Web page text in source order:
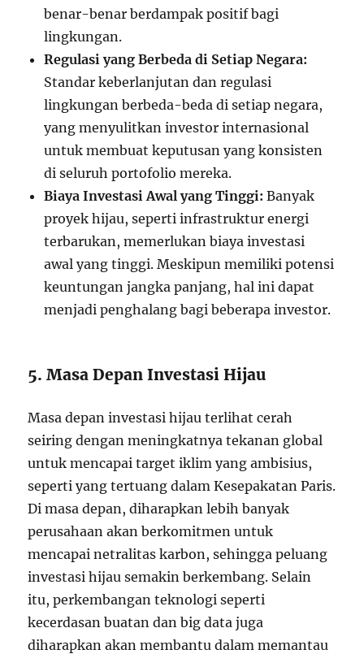
benar-benar berdampak positif bagi
lingkungan.
Regulasi yang Berbeda di Setiap Negara:
Standar keberlanjutan dan regulasi
lingkungan berbeda-beda di setiap negara,
yang menyulitkan investor internasional
untuk membuat keputusan yang konsisten
di seluruh portofolio mereka.
Biaya Investasi Awal yang Tinggi: Banyak
proyek hijau, seperti infrastruktur energi
terbarukan, memerlukan biaya investasi
awal yang tinggi. Meskipun memiliki potensi
keuntungan jangka panjang, hal ini dapat
menjadi penghalang bagi beberapa investor.
5. Masa Depan Investasi Hijau
Masa depan investasi hijau terlihat cerah
seiring dengan meningkatnya tekanan global
untuk mencapai target iklim yang ambisius,
seperti yang tertuang dalam Kesepakatan Paris.
Di masa depan, diharapkan lebih banyak
perusahaan akan berkomitmen untuk
mencapai netralitas karbon, sehingga peluang
investasi hijau semakin berkembang. Selain
itu, perkembangan teknologi seperti
kecerdasan buatan dan big data juga
diharapkan akan membantu dalam memantau